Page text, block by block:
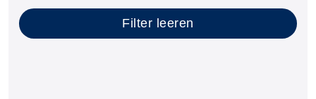
Filter leeren